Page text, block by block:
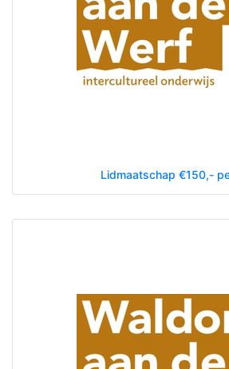
Lidmaatschap €150,-